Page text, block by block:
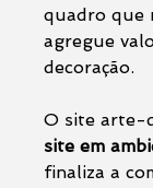
quadro que
agregue
decoração.
O site arte-
site em
finaliza a